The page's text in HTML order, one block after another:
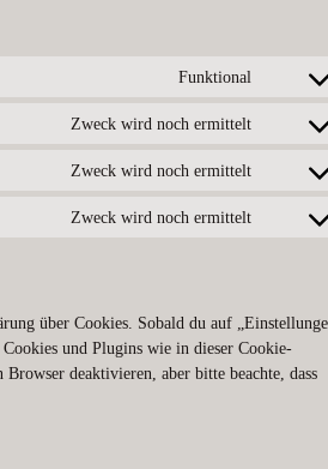
Funktional
Consent
Zweck wird noch ermittelt
Consent
google-
Zweck wird noch ermittelt
Consent
Zweck wird noch ermittelt
Consent
über Cookies. Sobald du auf
und Plugins wie in dieser Cookie-
deaktivieren, aber bitte beachte, dass